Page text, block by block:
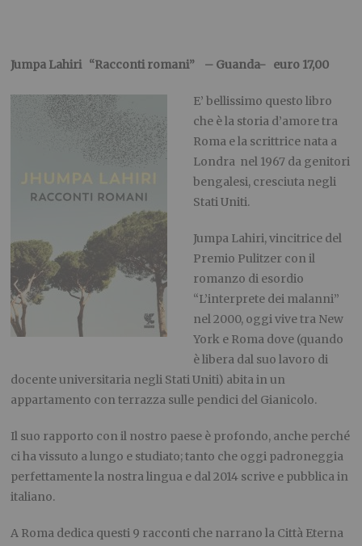
Jumpa Lahiri“Racconti romani” – Guanda- euro 17,00
E’ bellissimo questo libro
che è la storia d’amore tra
Roma e la scrittrice nata a
Londra nel1967 da genitori
bengalesi, cresciuta negli
Stati Uniti.
Jumpa Lahiri, vincitrice del
Premio Pulitzer con il
romanzo di esordio
“L’interprete dei malanni”
nel 2000, oggi vive tra New
York e Roma dove (quando
è libera dal suo lavoro di
docente universitaria negli Stati Uniti) abitain un
appartamento con terrazza sulle pendici del Gianicolo.
Il suo rapporto con il nostro paese è profondo, anche perché
ci ha vissuto a lungo e studiato;tanto che oggi padroneggia
perfettamente la nostra lingua e dal 2014 scrive e pubblica in
italiano.
A Roma dedica questi 9 racconti che narranola Città Eterna